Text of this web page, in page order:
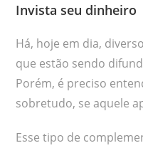
Invista seu dinheiro
Há, hoje em dia,
que estão sendo
Porém, é preciso
sobretudo, se aquele
Esse tipo de